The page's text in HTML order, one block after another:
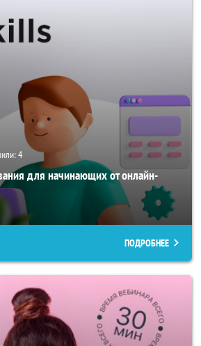
4
для начинающих от онлайн-
ПОДРОБНЕЕ